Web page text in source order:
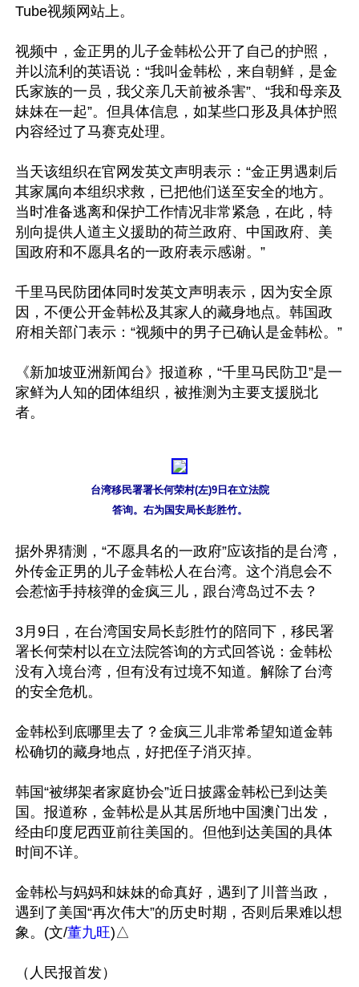
Tube视频网站上。
视频中，金正男的儿子金韩松公开了自己的护照，
并以流利的英语说：“我叫金韩松，来自朝鲜，是金
氏家族的一员，我父亲几天前被杀害”、“我和母亲及
妹妹在一起”。但具体信息，如某些口形及具体护照
内容经过了马赛克处理。
当天该组织在官网发英文声明表示：“金正男遇刺后
其家属向本组织求救，已把他们送至安全的地方。
当时准备逃离和保护工作情况非常紧急，在此，特
别向提供人道主义援助的荷兰政府、中国政府、美
国政府和不愿具名的一政府表示感谢。”
千里马民防团体同时发英文声明表示，因为安全原
因，不便公开金韩松及其家人的藏身地点。韩国政
府相关部门表示：“视频中的男子已确认是金韩松。”
《新加坡亚洲新闻台》报道称，“千里马民防卫”是一
家鲜为人知的团体组织，被推测为主要支援脱北
者。
台湾移民署署长何荣村(左)9日在立法院
答询。右为国安局长彭胜竹。
据外界猜测，“不愿具名的一政府”应该指的是台湾，
外传金正男的儿子金韩松人在台湾。这个消息会不
会惹恼手持核弹的金疯三儿，跟台湾岛过不去？
3月9日，在台湾国安局长彭胜竹的陪同下，移民署
署长何荣村以在立法院答询的方式回答说：金韩松
没有入境台湾，但有没有过境不知道。解除了台湾
的安全危机。
金韩松到底哪里去了？金疯三儿非常希望知道金韩
松确切的藏身地点，好把侄子消灭掉。
韩国“被绑架者家庭协会”近日披露金韩松已到达美
国。报道称，金韩松是从其居所地中国澳门出发，
经由印度尼西亚前往美国的。但他到达美国的具体
时间不详。
金韩松与妈妈和妹妹的命真好，遇到了川普当政，
遇到了美国“再次伟大”的历史时期，否则后果难以想
象。(文/董九旺)△